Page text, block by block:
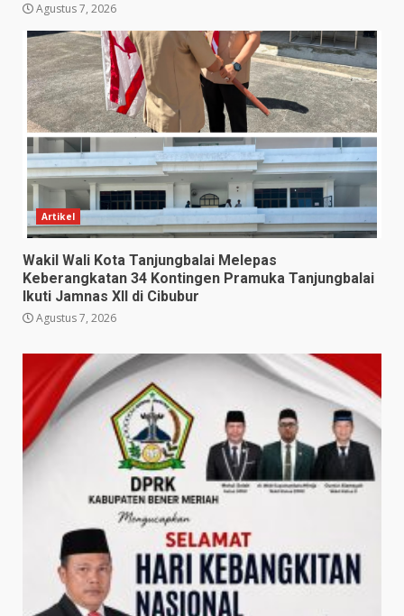
Agustus 7, 2026
Artikel
Wakil Wali Kota Tanjungbalai Melepas
Keberangkatan 34 Kontingen Pramuka Tanjungbalai
Ikuti Jamnas XII di Cibubur
Agustus 7, 2026